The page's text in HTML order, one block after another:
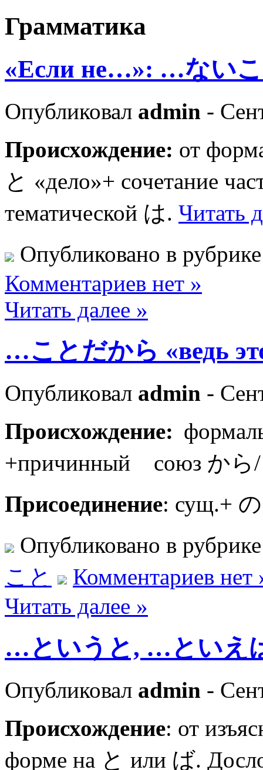
Грамматика
«Если не…»: …ない
Опубликовал admin -
Происхождение: от
と «дело»+ сочетание
тематической は. Читать
Опубликовано в
Комментариев нет »
Читать далее »
…ことだから «ведь
Опубликовал admin -
Происхождение:
+причинный союз から/
Присоединение: сущ.+
Опубликовано в
こと
Комментариев нет
Читать далее »
…というと, …といえ
Опубликовал admin -
Происхождение: от
форме на と или ば.